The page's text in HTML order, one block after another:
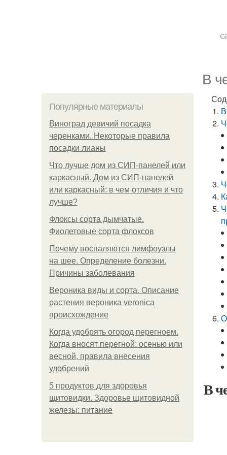
В
Популярные материалы
Виноград девичий посадка
черенками. Некоторые правила
посадки лианы
Что лучше дом из СИП-панелей или
каркасный. Дом из СИП-панелей
или каркасный: в чем отличия и что
лучше?
Флоксы сорта дымчатые.
Фиолетовые сорта флоксов
Почему воспаляются лимфоузлы
на шее. Определение болезни.
Причины заболевания
Вероника виды и сорта. Описание
растения вероника veronica
происхождение
Когда удобрять огород перегноем.
Когда вносят перегной: осенью или
весной, правила внесения
удобрений
5 продуктов для здоровья
щитовидки. Здоровье щитовидной
железы: питание
В